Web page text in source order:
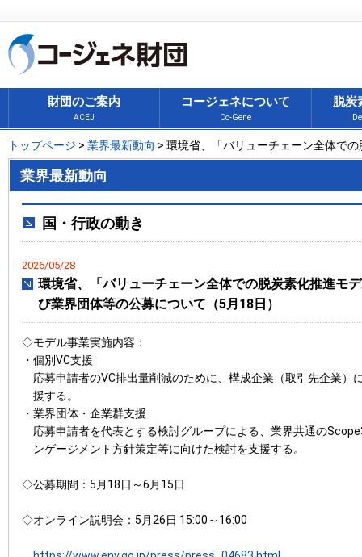
財団のご案内
ACEJ
コージェネについて
Co-Gene
脱炭
トップページ > 業界最新動向 > 環境省、「バリューチェーン全体での脱炭
業界最新動向
国・行政の動き
2026/05/28
環境省、「バリューチェーン全体での脱炭素化推進モ
び業界団体等の公募について（5月18日）
◇モデル事業実施内容：
・個別VC支援
応募申請者のVC排出量削減のために、構成企業（取引先企業）
援する。
・業界団体・企業群支援
応募申請者を代表とする検討グループによる、業界共通の
ンゲージメント方針策定等に向けた検討を支援する。
◇公募期間：5月18日～6月15日
◇オンライン説明会：5月26日 15:00～16:00